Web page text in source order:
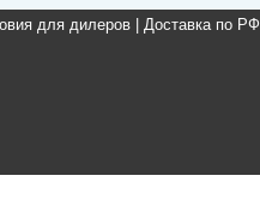
для дилеров | Доставка по РФ